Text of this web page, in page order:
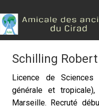
Schilling Robert
Licence de Sciences
générale et
Marseille. Recruté